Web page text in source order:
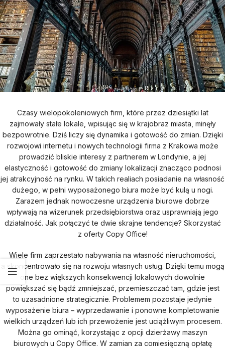
Czasy wielopokoleniowych firm, które przez dziesiątki lat
zajmowały stałe lokale, wpisując się w krajobraz miasta, minęły
bezpowrotnie. Dziś liczy się dynamika i gotowość do zmian. Dzięki
rozwojowi internetu i nowych technologii firma z Krakowa może
prowadzić bliskie interesy z partnerem w Londynie, a jej
elastyczność i gotowość do zmiany lokalizacji znacząco podnosi
jej atrakcyjność na rynku. W takich realiach posiadanie na własność
dużego, w pełni wyposażonego biura może być kulą u nogi.
Zarazem jednak nowoczesne urządzenia biurowe dobrze
wpływają na wizerunek przedsiębiorstwa oraz usprawniają jego
działalność. Jak połączyć te dwie skrajne tendencje? Skorzystać
z oferty Copy Office!
Wiele firm zaprzestało nabywania na własność nieruchomości,
a skoncentrowało się na rozwoju własnych usług. Dzięki temu mogą
one bez większych konsekwencji lokalowych dowolnie
powiększać się bądź zmniejszać, przemieszczać tam, gdzie jest
to uzasadnione strategicznie. Problemem pozostaje jedynie
wyposażenie biura – wyprzedawanie i ponowne kompletowanie
wielkich urządzeń lub ich przewożenie jest uciążliwym procesem.
Można go ominąć, korzystając z opcji dzierżawy maszyn
biurowych u Copy Office. W zamian za comiesięczną opłatę